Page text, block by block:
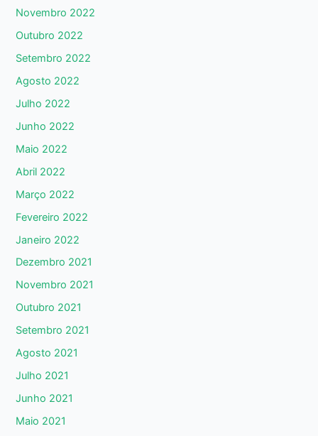
Novembro 2022
Outubro 2022
Setembro 2022
Agosto 2022
Julho 2022
Junho 2022
Maio 2022
Abril 2022
Março 2022
Fevereiro 2022
Janeiro 2022
Dezembro 2021
Novembro 2021
Outubro 2021
Setembro 2021
Agosto 2021
Julho 2021
Junho 2021
Maio 2021